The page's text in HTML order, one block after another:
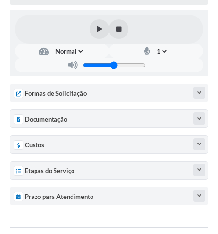
Formas de Solicitação
Documentação
Custos
Etapas do Serviço
Prazo para Atendimento